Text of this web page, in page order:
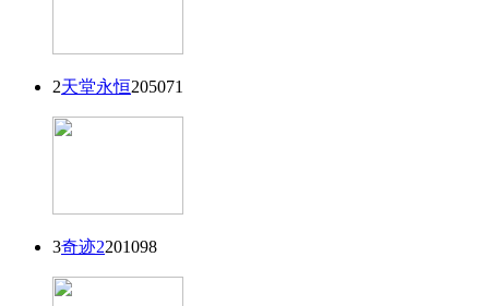
2天堂永恒205071
3奇迹2201098